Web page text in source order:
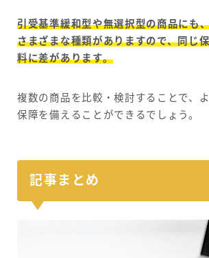
引受基準緩和型や無選択型の商品にも
さまざまな種類がありますので、同じ
料に差があります。
複数の商品を比較・検討することで、
保障を備えることができるでしょう。
記事まとめ